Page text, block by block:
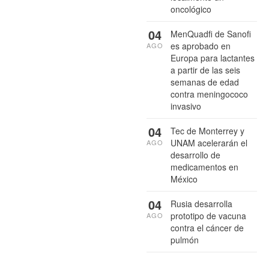
oncológico
MenQuadfi de Sanofi
es aprobado en
Europa para lactantes
a partir de las seis
semanas de edad
contra meningococo
invasivo
04
AGO
Tec de Monterrey y
UNAM acelerarán el
desarrollo de
medicamentos en
México
04
AGO
Rusia desarrolla
prototipo de vacuna
contra el cáncer de
pulmón
04
AGO